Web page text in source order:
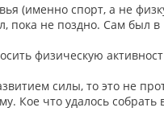
(именно спорт, а не
пока не поздно. Сам был
физическую
силы, то это не
Кое что удалось собрать